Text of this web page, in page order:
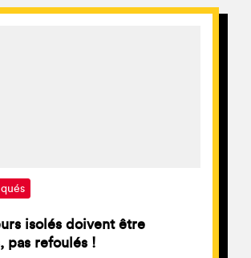
isolés doivent être
pas refoulés !